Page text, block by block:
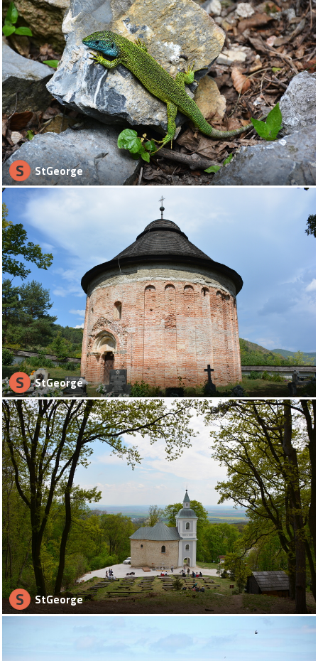
S StGeorge
S StGeorge
S StGeorge